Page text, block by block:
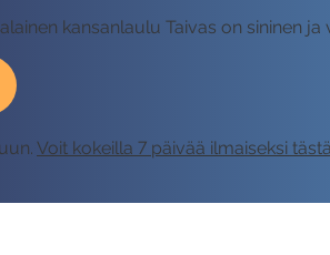
kansanlaulu Taivas on sininen ja
Voit kokeilla 7 päivää ilmaiseksi